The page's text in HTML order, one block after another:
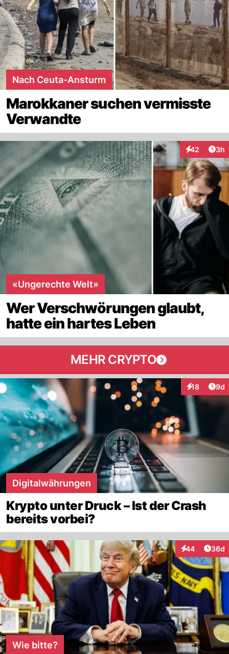
Nach Ceuta-Ansturm
Marokkaner suchen vermisste
Verwandte
42
Interaktionen
3h
«Ungerechte Welt»
Wer Verschwörungen glaubt,
hatte ein hartes Leben
MEHR CRYPTO
18
Interaktionen
9d
Digitalwährungen
Krypto unter Druck – Ist der Crash
bereits vorbei?
44
Interaktionen
36d
Wie bitte?